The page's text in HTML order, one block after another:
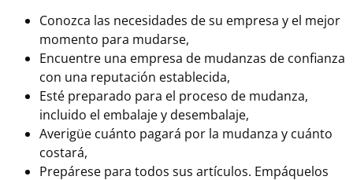
Conozca las necesidades de su empresa y el mejor
momento para mudarse,
Encuentre una empresa de mudanzas de confianza
con una reputación establecida,
Esté preparado para el proceso de mudanza,
incluido el embalaje y desembalaje,
Averigüe cuánto pagará por la mudanza y cuánto
costará,
Prepárese para todos sus artículos. Empáquelos